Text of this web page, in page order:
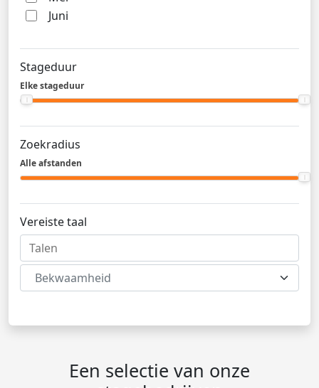
Juni
Stageduur
Elke stageduur
Zoekradius
Alle afstanden
Vereiste taal
Bekwaamheid
Een selectie van onze